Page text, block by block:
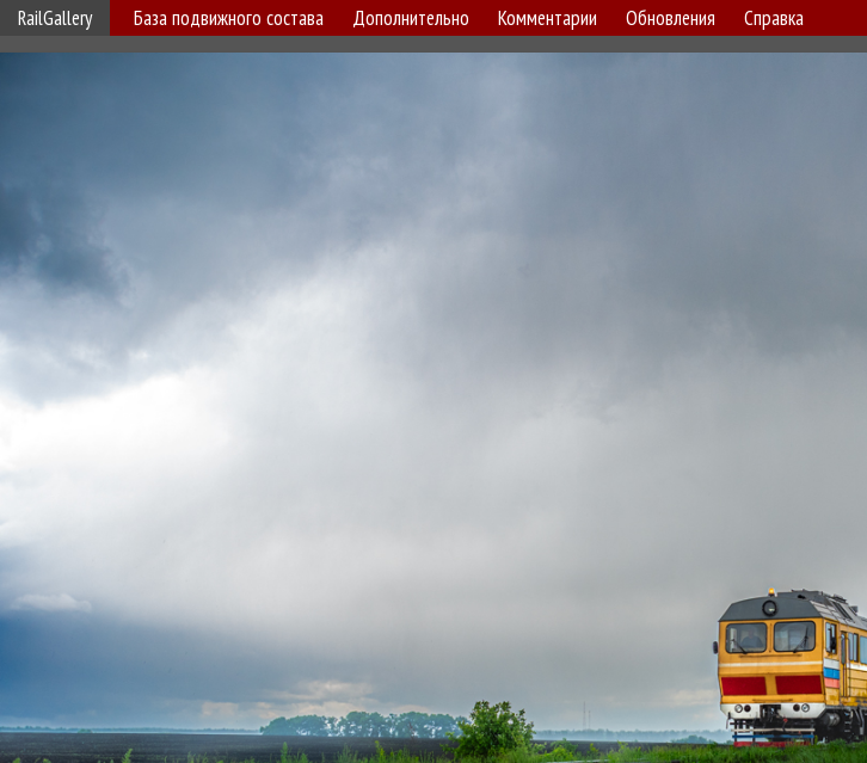
RailGallery База подвижного состава Дополнительно Комментарии Обновления Справка